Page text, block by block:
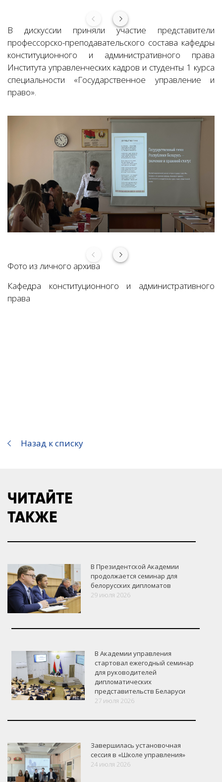
В дискуссии приняли участие представители
профессорско-преподавательского состава кафедры
конституционного и административного права
Института управленческих кадров и студенты 1 курса
специальности «Государственное управление и
право».
Фото из личного архива
Кафедра конституционного и административного
права
Назад к списку
ЧИТАЙТЕ
ТАКЖЕ
В Президентской Академии
продолжается семинар для
белорусских дипломатов
29 июля 2026
В Академии управления
стартовал ежегодный семинар
для руководителей
дипломатических
представительств Беларуси
27 июля 2026
Завершилась установочная
сессия в «Школе управления»
24 июля 2026